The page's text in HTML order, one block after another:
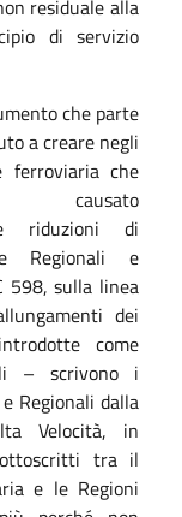
residuale alla
di servizio
che parte
a creare negli
che
riduzioni di
Regionali e
598, sulla linea
dei
come
– scrivono i
Regionali dalla
Velocità, in
tra il
e le Regioni